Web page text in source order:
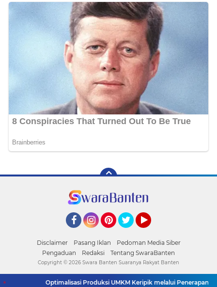
Disclaimer Pasang Iklan
Pedoman Media Siber
Pengaduan
Redaksi Tentang SwaraBanten
Optimalisasi Produksi UMKM Keripik melalui Penerapan Alat
Copyright © 2026 Swara Banten Suaranya Rakyat Banten